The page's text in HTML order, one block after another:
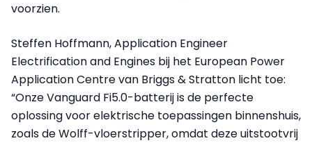
voorzien.
Steffen Hoffmann, Application Engineer
Electrification and Engines bij het European Power
Application Centre van Briggs & Stratton licht toe:
“Onze Vanguard Fi5.0-batterij is de perfecte
oplossing voor elektrische toepassingen binnenshuis,
zoals de Wolff-vloerstripper, omdat deze uitstootvrij